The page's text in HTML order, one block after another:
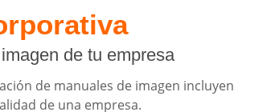
de tu empresa
de manuales de imagen incluyen
de una empresa.